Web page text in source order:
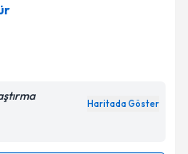
için randevu takvimi talebi
randevu almanız için bir
posta ile bilgilendireceğiz.
ilişkinAydınlatma
Haritada Göster